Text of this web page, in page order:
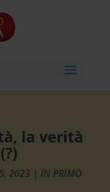
la verità
2023 | IN PRIMO